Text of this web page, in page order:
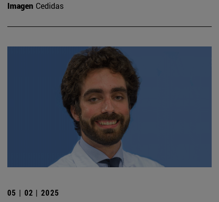
Imagen Cedidas
05 | 02 | 2025